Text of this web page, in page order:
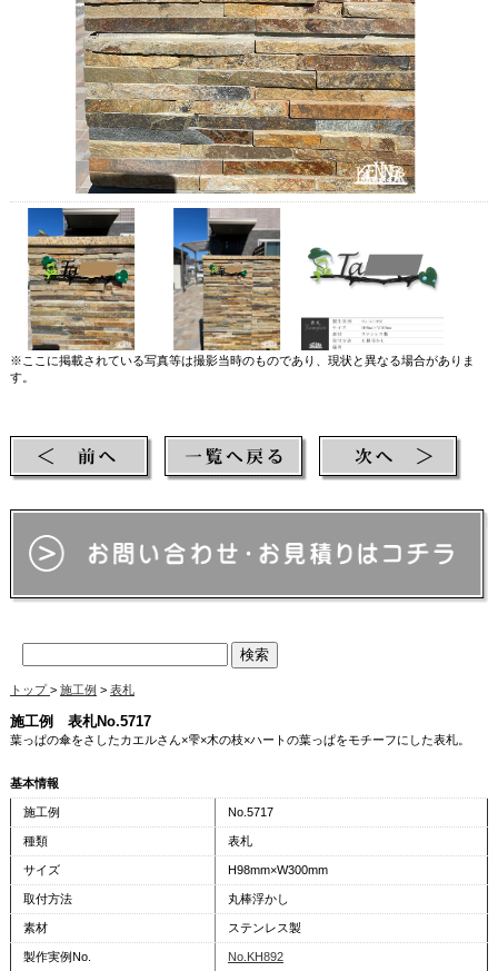
※ここに掲載されている写真等は撮影当時のものであり、現状と異なる場合がありま
す。
トップ> 施工例 > 表札
施工例 表札No.5717
葉っぱの傘をさしたカエルさん×雫×木の枝×ハートの葉っぱをモチーフにした表札。
基本情報
施工例 No.5717
種類 表札
サイズ H98mm×W300mm
取付方法 丸棒浮かし
素材 ステンレス製
製作実例No. No.KH892